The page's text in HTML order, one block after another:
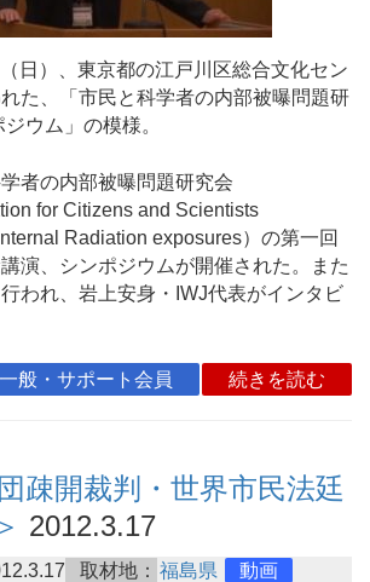
日）、東京都の江戸川区総合文化セン
た、「市民と科学者の内部被曝問題研
ウム」の模様。
者の内部被曝問題研究会
for Citizens and Scientists
Radiation exposures）の第一回
演、シンポジウムが開催された。また
われ、岩上安身・IWJ代表がインタビ
一般・サポート会員 続きを読む
疎開裁判・世界市民法廷
2012.3.17
取材地： 福島県 動画